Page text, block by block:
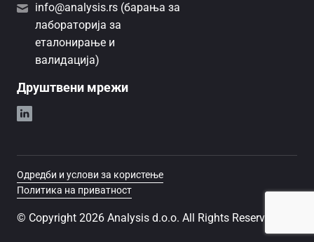
info@analysis.rs (барања за
лабораторија за
еталонирање и
валидација)
Друштвени мрежи
Одредби и услови за користење
Политика на приватност
© Copyright 2026 Analysis d.o.o. All Rights Reserved.